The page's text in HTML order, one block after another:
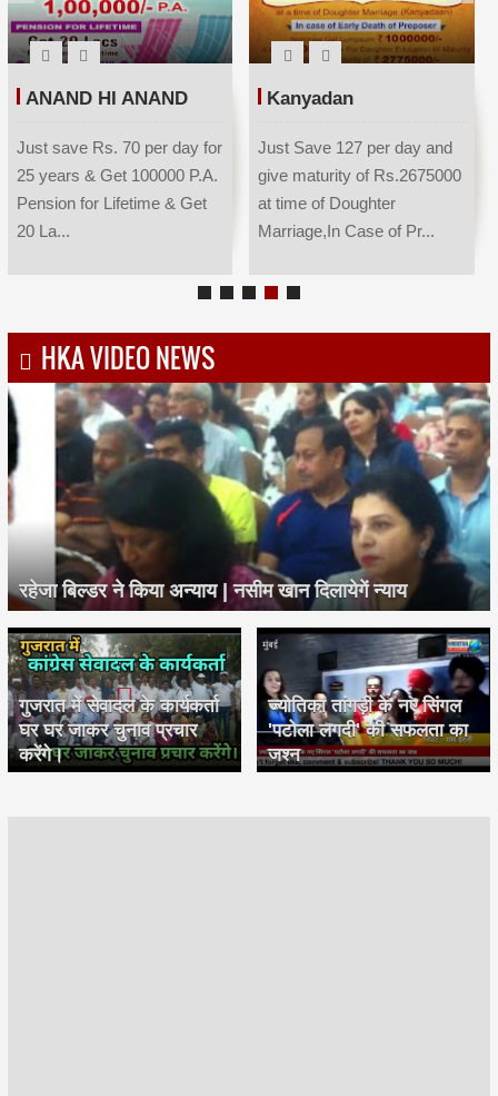
ANAND HI ANAND
Just save Rs. 70 per day for
25 years & Get 100000 P.A.
Pension for Lifetime & Get
20 La...
Kanyadan
Just Save 127 per day and
give maturity of Rs.2675000
at time of Doughter
Marriage,In Case of Pr...
HKA VIDEO NEWS
रहेजा बिल्डर ने किया अन्याय | नसीम खान दिलायेगें न्याय
गुजरात में सेवादल के कार्यकर्ता
घर घर जाकर चुनाव प्रचार
करेंगे।
ज्योतिका तांगड़ी के नए सिंगल
'पटोला लगदी' की सफलता का
जश्न